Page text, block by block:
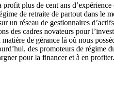
plus de cent ans d’expérience
de retraite de partout dans le
un réseau de gestionnaires
des cadres novateurs pour
de gérance là où nous
des promoteurs de régime
pour la financer et à en